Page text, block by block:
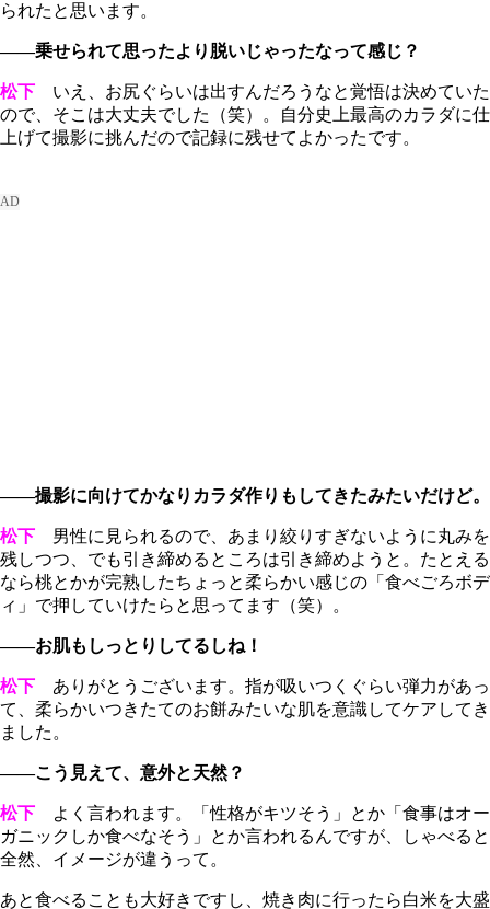
られたと思います。
――乗せられて思ったより脱いじゃったなって感じ？
松下 いえ、お尻ぐらいは出すんだろうなと覚悟は決めていた
ので、そこは大丈夫でした（笑）。自分史上最高のカラダに仕
上げて撮影に挑んだので記録に残せてよかったです。
――撮影に向けてかなりカラダ作りもしてきたみたいだけど。
松下 男性に見られるので、あまり絞りすぎないように丸みを
残しつつ、でも引き締めるところは引き締めようと。たとえる
なら桃とかが完熟したちょっと柔らかい感じの「食べごろボデ
ィ」で押していけたらと思ってます（笑）。
――お肌もしっとりしてるしね！
松下 ありがとうございます。指が吸いつくぐらい弾力があっ
て、柔らかいつきたてのお餅みたいな肌を意識してケアしてき
ました。
――こう見えて、意外と天然？
松下 よく言われます。「性格がキツそう」とか「食事はオー
ガニックしか食べなそう」とか言われるんですが、しゃべると
全然、イメージが違うって。
あと食べることも大好きですし、焼き肉に行ったら白米を大盛